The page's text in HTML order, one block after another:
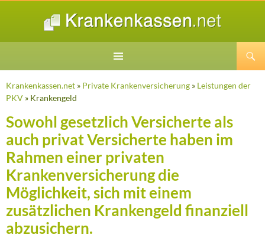
SPRINGEN
Krankenkassen.net » Private Krankenversicherung » Leistungen der
PKV » Krankengeld
Sowohl gesetzlich Versicherte als
auch privat Versicherte haben im
Rahmen einer privaten
Krankenversicherung die
Möglichkeit, sich mit einem
zusätzlichen Krankengeld finanziell
abzusichern.